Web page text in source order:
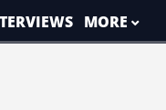
MORE